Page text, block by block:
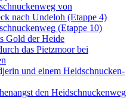
von
nach Undeloh (Etappe 4)
(Etappe 10)
Gold der Heide
das Pietzmoor bei
und einem Heidschnucken-
den Heidschnuckenweg